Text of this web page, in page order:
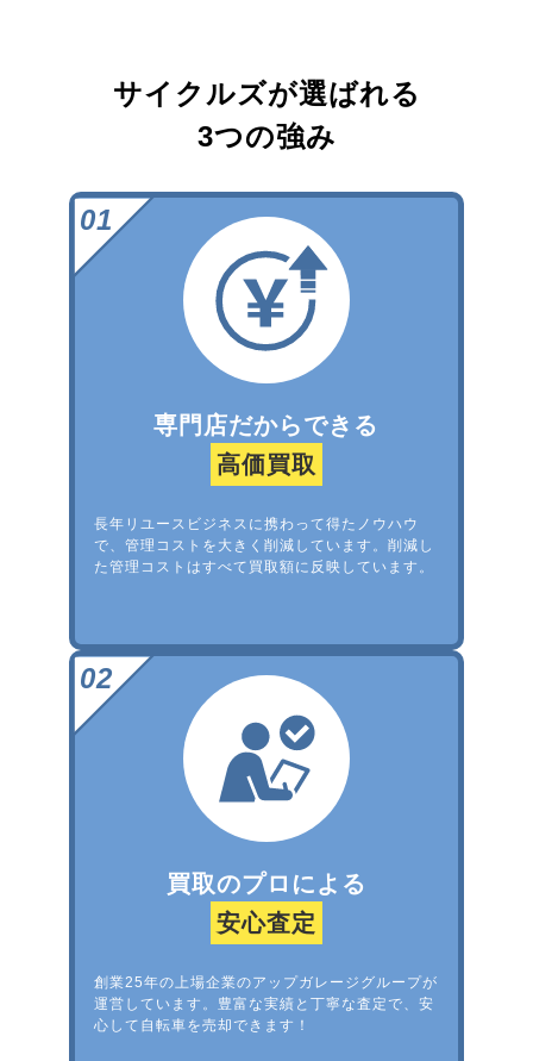
サイクルズが選ばれる
3つの強み
専門店だからできる
高価買取
長年リユースビジネスに携わって得たノウハウ
で、管理コストを大きく削減しています。削減し
た管理コストはすべて買取額に反映しています。
買取のプロによる
安心査定
創業25年の上場企業のアップガレージグループが
運営しています。豊富な実績と丁寧な査定で、安
心して自転車を売却できます！